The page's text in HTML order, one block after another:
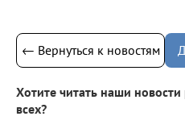
← Вернуться к новостям
Хотите читать наши
всех?